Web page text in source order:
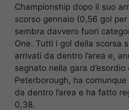
Championship dopo il suo
scorso gennaio (0,56 gol
sembra davvero fuori
One. Tutti i gol della scorsa
arrivati da dentro l’area e,
segnato nella gara d’esordio
Peterborough, ha
da dentro l’area e ha fatto
0,38.